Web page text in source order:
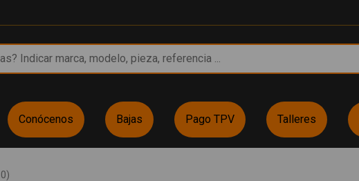
Conócenos Bajas Pago TPV Talleres